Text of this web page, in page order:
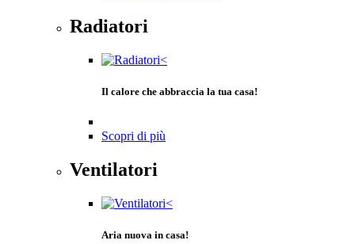
Radiatori
Il calore che abbraccia la tua casa!
Scopri di più
Ventilatori
Aria nuova in casa!